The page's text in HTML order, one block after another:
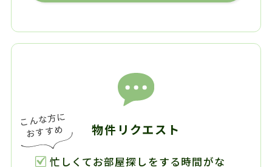
物件リクエスト
忙しくてお部屋探しをする時間がな